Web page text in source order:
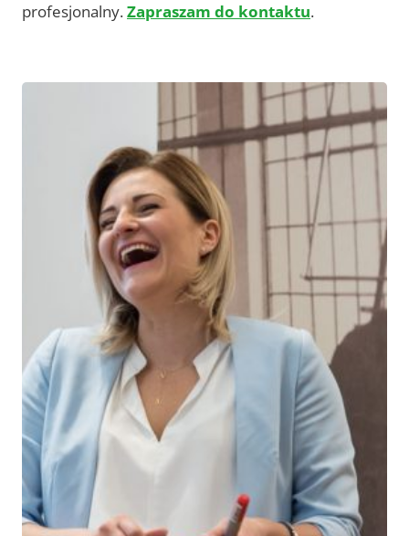
profesjonalny.Zapraszam do kontaktu.